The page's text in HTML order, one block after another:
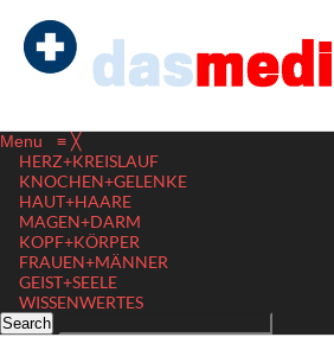
Menu ≡ ╳
HERZ+KREISLAUF
KNOCHEN+GELENKE
HAUT+HAARE
MAGEN+DARM
KOPF+KÖRPER
FRAUEN+MÄNNER
GEIST+SEELE
WISSENWERTES